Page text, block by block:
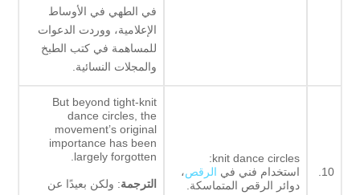
في الطهي في الأوساط
الإعلامية، ووردت الدعوات
للمساهمة في كتب الطبخ
والمجلات النسائية.
10.
knit dance circles:
استخدام فني في الرقص،
دوائر الرقص المتماسكة.
But beyond tight-knit
dance circles, the
movement’s original
importance has been
largely forgotten.
الترجمة: ولكن بعيدًا عن